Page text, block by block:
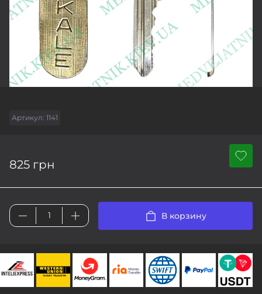
Артикул: 1141
825 грн
В корзину